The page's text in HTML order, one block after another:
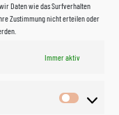
Daten wie das Surfverhalten
Zustimmung nicht erteilen oder
Immer aktiv
Vorlieben